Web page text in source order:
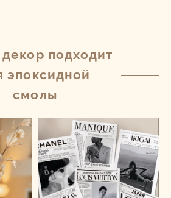
подходит
эпоксидной
смолы